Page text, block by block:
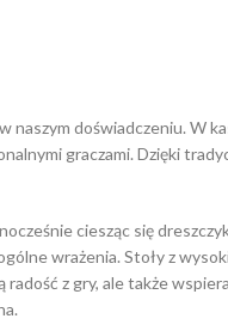
doświadczeniu. W
graczami. Dzięki
ciesząc się
wrażenia. Stoły z
z gry, ale także